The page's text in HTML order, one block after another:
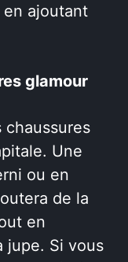
ajoutant
glamour
Une
ou en
de la
en
jupe. Si vous